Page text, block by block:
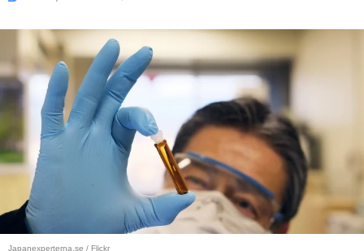
Japanexperterna.se / Flickr